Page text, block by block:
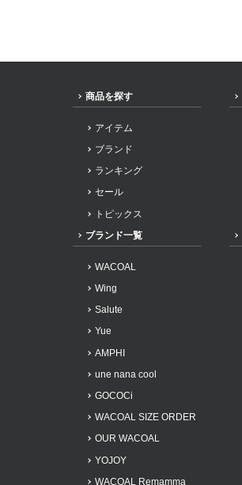
商品を探す
アイテム
ブランド
ランキング
セール
トピックス
ブランド一覧
WACOAL
Wing
Salute
Yue
AMPHI
une nana cool
GOCOCi
WACOAL SIZE ORDER
OUR WACOAL
YOJOY
WACOAL Remamma